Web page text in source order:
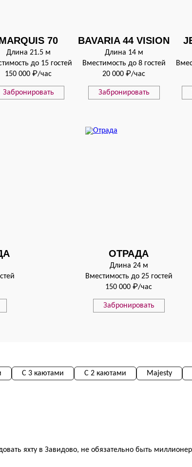
70
Длина 21.5 м
до 15 гостей
150 000 ₽/час
Забронировать
BAVARIA 44 VISION
Длина 14 м
Вместимость до 8 гостей
20 000 ₽/час
Забронировать
ОТРАДА
Длина 24 м
Вместимость до 25 гостей
150 000 ₽/час
Забронировать
С 3 каютами С 2 каютами Majesty
яхту в Завидово, не обязательно быть